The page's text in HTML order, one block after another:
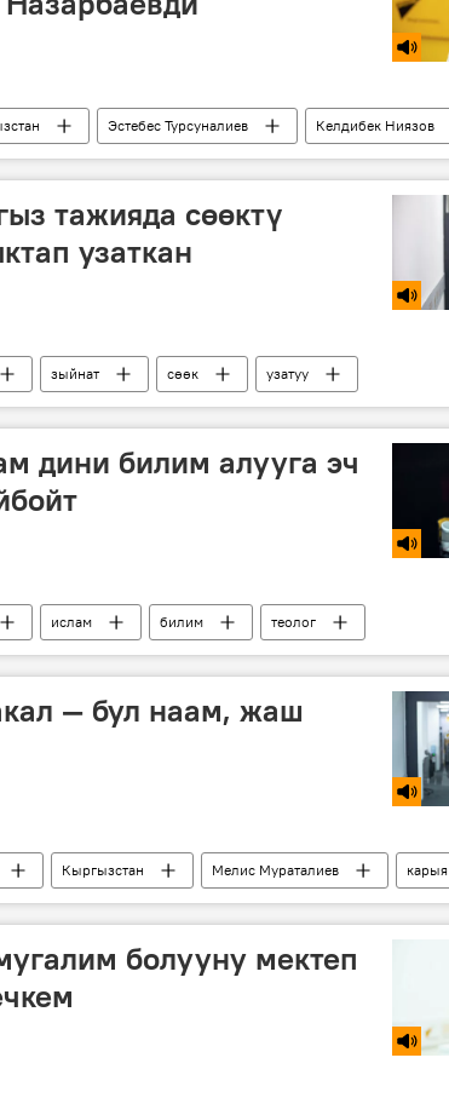
Эстебес Турсуналиев
Келдибек Ниязов
Акаев
тажияда сөөктү
узаткан
зыйнат сөөк
узатуу
дини билим алууга эч
ислам билим
теолог
— бул наам, жаш
Кыргызстан Мелис Мураталиев
карыя
болууну мектеп